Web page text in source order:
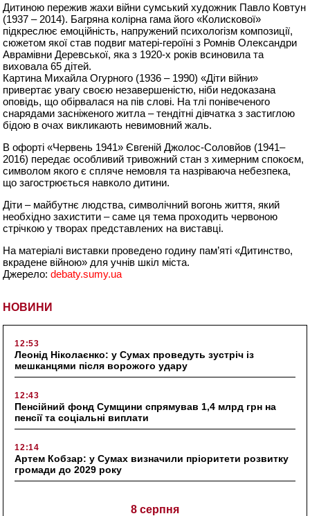
НОВИНИ
12:53
Леонід Ніколаєнко: у Сумах проведуть зустріч із
мешканцями після ворожого удару
12:43
Пенсійний фонд Сумщини спрямував 1,4 млрд грн на
пенсії та соціальні виплати
12:14
Артем Кобзар: у Сумах визначили пріоритети розвитку
громади до 2029 року
8 серпня
Дитиною пережив жахи війни сумський художник Павло Ковтун
(1937 – 2014). Багряна колірна гама його «Колискової»
підкреслює емоційність, напружений психологізм композиції,
сюжетом якої став подвиг матері-героїні з Ромнів Олександри
Аврамівни Деревської, яка з 1920-х років всиновила та
виховала 65 дітей.
Картина Михайла Огурного (1936 – 1990) «Діти війни»
привертає увагу своєю незавершеністю, ніби недоказана
оповідь, що обірвалася на пів слові. На тлі понівеченого
снарядами засніженого житла – тендітні дівчатка з застиглою
бідою в очах викликають невимовний жаль.
В офорті «Червень 1941» Євгеній Джолос-Соловйов (1941–
2016) передає особливий тривожний стан з химерним спокоєм,
символом якого є спляче немовля та назріваюча небезпека,
що загострюється навколо дитини.
Діти – майбутнє людства, символічний вогонь життя, який
необхідно захистити – саме ця тема проходить червоною
стрічкою у творах представлених на виставці.
На матеріалі виставки проведено годину пам’яті «Дитинство,
вкрадене війною» для учнів шкіл міста.
Джерело:debaty.sumy.ua